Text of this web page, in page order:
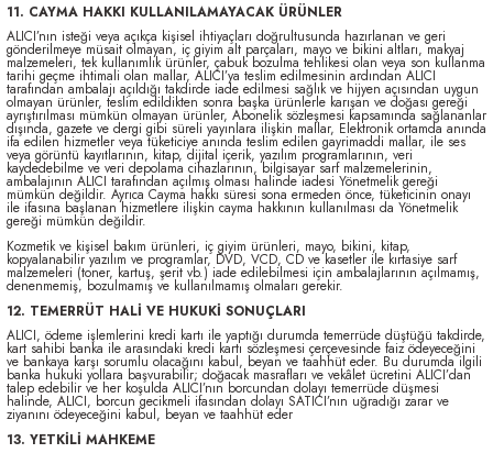
11. CAYMA HAKKI KULLANILAMAYACAK ÜRÜNLER
ALICI’nın isteği veya açıkça kişisel ihtiyaçları doğrultusunda hazırlanan ve geri
gönderilmeye müsait olmayan, iç giyim alt parçaları, mayo ve bikini altları, makyaj
malzemeleri, tek kullanımlık ürünler, çabuk bozulma tehlikesi olan veya son kullanma
tarihi geçme ihtimali olan mallar, ALICI’ya teslim edilmesinin ardından ALICI
tarafından ambalajı açıldığı takdirde iade edilmesi sağlık ve hijyen açısından uygun
olmayan ürünler, teslim edildikten sonra başka ürünlerle karışan ve doğası gereği
ayrıştırılması mümkün olmayan ürünler, Abonelik sözleşmesi kapsamında sağlananlar
dışında, gazete ve dergi gibi süreli yayınlara ilişkin mallar, Elektronik ortamda anında
ifa edilen hizmetler veya tüketiciye anında teslim edilen gayrimaddi mallar, ile ses
veya görüntü kayıtlarının, kitap, dijital içerik, yazılım programlarının, veri
kaydedebilme ve veri depolama cihazlarının, bilgisayar sarf malzemelerinin,
ambalajının ALICI tarafından açılmış olması halinde iadesi Yönetmelik gereği
mümkün değildir. Ayrıca Cayma hakkı süresi sona ermeden önce, tüketicinin onayı
ile ifasına başlanan hizmetlere ilişkin cayma hakkının kullanılması da Yönetmelik
gereği mümkün değildir.
Kozmetik ve kişisel bakım ürünleri, iç giyim ürünleri, mayo, bikini, kitap,
kopyalanabilir yazılım ve programlar, DVD, VCD, CD ve kasetler ile kırtasiye sarf
malzemeleri (toner, kartuş, şerit vb.) iade edilebilmesi için ambalajlarının açılmamış,
denenmemiş, bozulmamış ve kullanılmamış olmaları gerekir.
12. TEMERRÜT HALİ VE HUKUKİ SONUÇLARI
ALICI, ödeme işlemlerini kredi kartı ile yaptığı durumda temerrüde düştüğü takdirde,
kart sahibi banka ile arasındaki kredi kartı sözleşmesi çerçevesinde faiz ödeyeceğini
ve bankaya karşı sorumlu olacağını kabul, beyan ve taahhüt eder. Bu durumda ilgili
banka hukuki yollara başvurabilir; doğacak masrafları ve vekâlet ücretini ALICI’dan
talep edebilir ve her koşulda ALICI’nın borcundan dolayı temerrüde düşmesi
halinde, ALICI, borcun gecikmeli ifasından dolayı SATICI’nın uğradığı zarar ve
ziyanını ödeyeceğini kabul, beyan ve taahhüt eder
13. YETKİLİ MAHKEME